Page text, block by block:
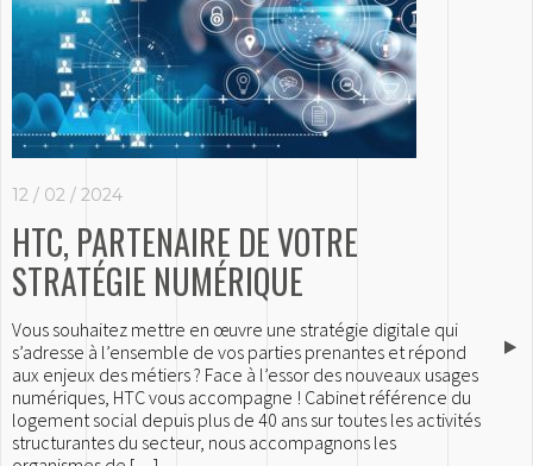
12 / 02 / 2024
HTC, PARTENAIRE DE VOTRE
STRATÉGIE NUMÉRIQUE
Vous souhaitez mettre en œuvre une stratégie digitale qui
s’adresse à l’ensemble de vos parties prenantes et répond
aux enjeux des métiers ? Face à l’essor des nouveaux usages
numériques, HTC vous accompagne ! Cabinet référence du
logement social depuis plus de 40 ans sur toutes les activités
structurantes du secteur, nous accompagnons les